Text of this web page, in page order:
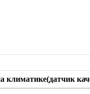
климатике(датчик